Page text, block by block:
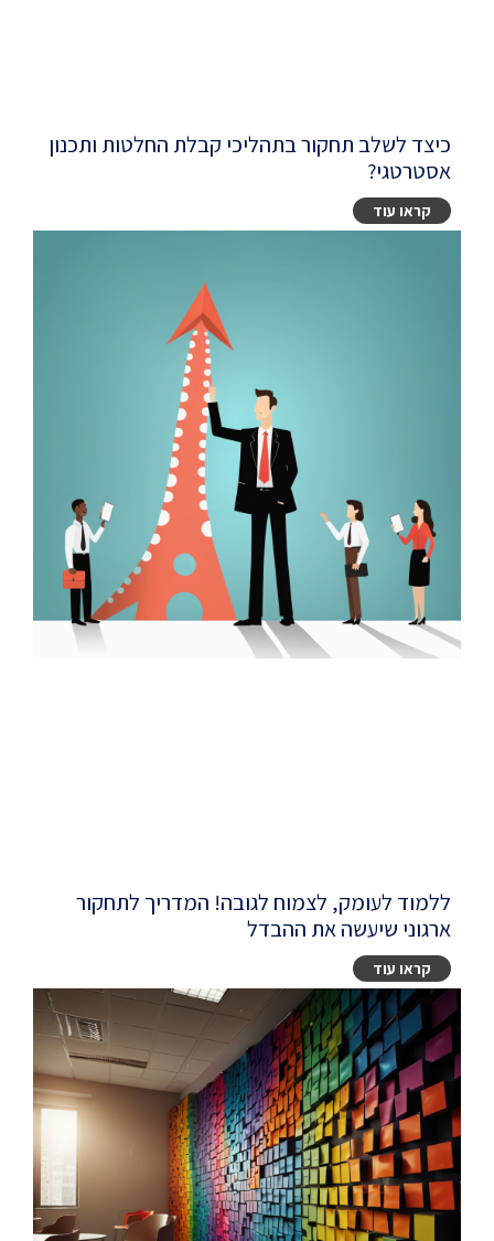
כיצד לשלב תחקור בתהליכי קבלת החלטות ותכנון
אסטרטגי?
קראו עוד
ללמוד לעומק, לצמוח לגובה! המדריך לתחקור
ארגוני שיעשה את ההבדל
קראו עוד